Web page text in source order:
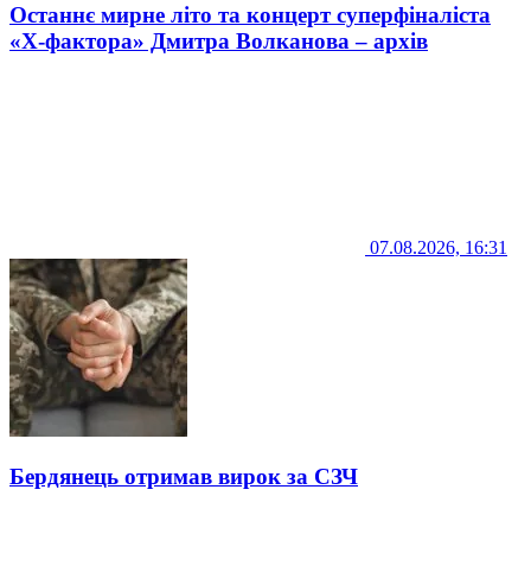
Останнє мирне літо та концерт суперфіналіста
«Х-фактора» Дмитра Волканова – архів
07.08.2026, 16:31
Бердянець отримав вирок за СЗЧ